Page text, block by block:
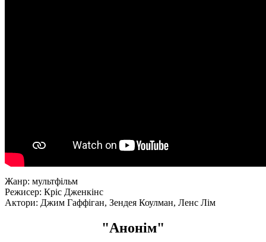
Жанр: мультфільм
Режисер: Кріс Дженкінс
Актори: Джим Гаффіган, Зендея Коулман, Ленс Лім
"Анонім"